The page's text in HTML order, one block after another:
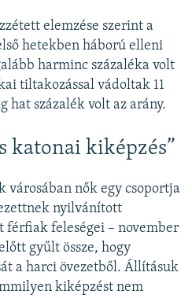
elemzése szerint a
hetekben háború elleni
harminc százaléka volt
tiltakozással vádoltak 11
hat százalék volt az arány.
katonai kiképzés”
városában nők egy csoportja
nyilvánított
férfiak feleségei – november
gyűlt össze, hogy
a harci övezetből. Állításuk
kiképzést nem